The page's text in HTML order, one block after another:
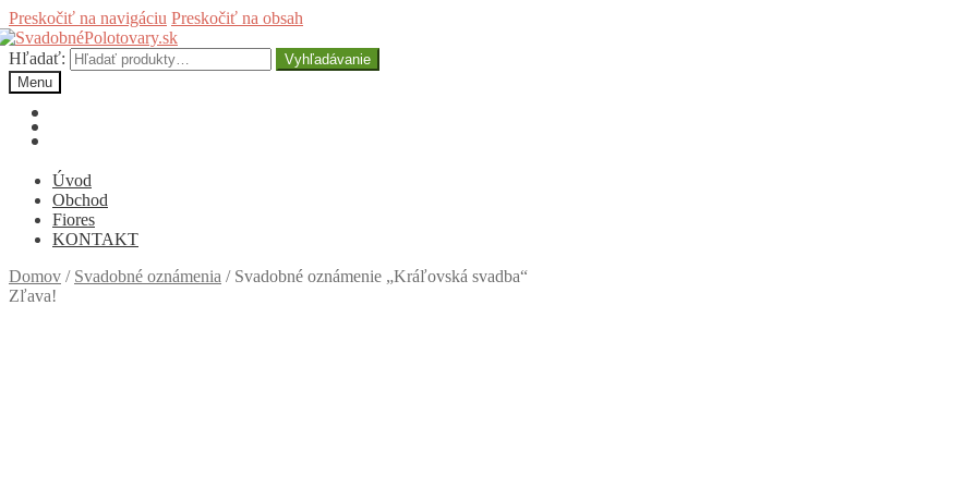
Preskočiť na navigáciu Preskočiť na obsah
Hľadať:
Vyhľadávanie
Menu
Úvod
Obchod
Fiores
KONTAKT
Domov / Svadobné oznámenia / Svadobné oznámenie „Kráľovská svadba“
Zľava!